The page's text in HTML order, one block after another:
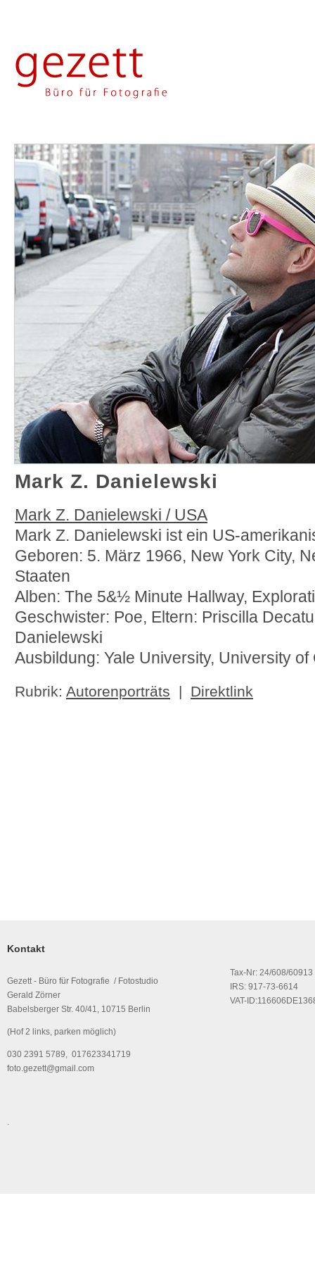
Mark Z. Danielewski
Mark Z. Danielewski / USA
Mark Z. Danielewski ist ein US-
Geboren: 5. März 1966, New York City,
Staaten
Alben: The 5&½ Minute Hallway,
Geschwister: Poe, Eltern: Priscilla
Danielewski
Ausbildung: Yale University, University
Rubrik: Autorenporträts | Direktlink
Kontakt
Gezett - Büro für Fotografie / Fotostudio
Gerald Zörner
Babelsberger Str. 40/41, 10715 Berlin
(Hof 2 links, parken möglich)
030 2391 5789, 017623341719
foto.gezett@gmail.com
Tax-Nr: 24/608/60913
IRS: 917-73-6614
VAT-
.